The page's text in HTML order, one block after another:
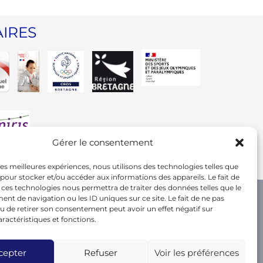
Gérer le consentement
meilleures expériences, nous utilisons des technologies telles que
stocker et/ou accéder aux informations des appareils. Le fait de
technologies nous permettra de traiter des données telles que le
de navigation ou les ID uniques sur ce site. Le fait de ne pas
de retirer son consentement peut avoir un effet négatif sur
et fonctions.
Refuser Voir les préférences